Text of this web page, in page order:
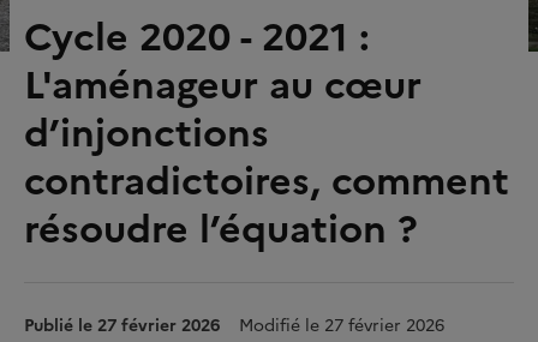
Cycle 2020 - 2021 :
L'aménageur au cœur
d’injonctions
contradictoires, comment
résoudre l’équation ?
Publié le 27 février 2026 Modifié le 27 février 2026